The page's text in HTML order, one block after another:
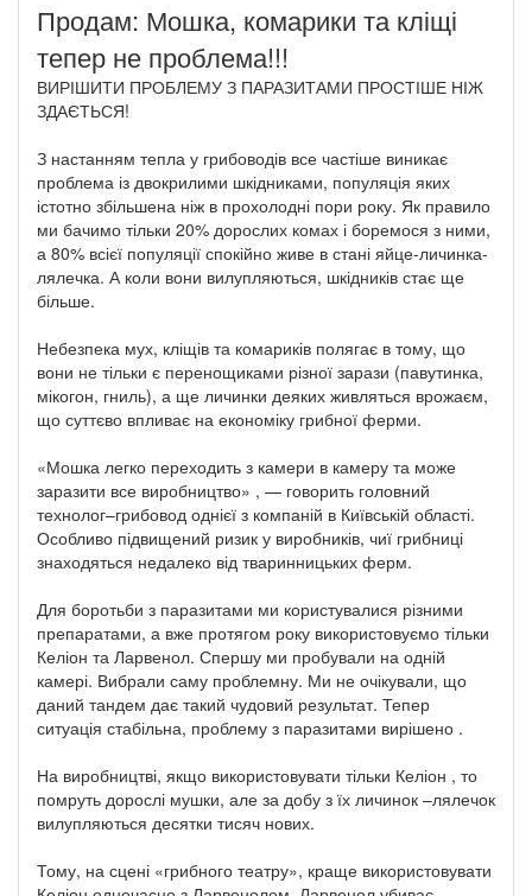
Продам: Мошка, комарики та кліщі
тепер не проблема!!!
ВИРІШИТИ ПРОБЛЕМУ З ПАРАЗИТАМИ ПРОСТІШЕ НІЖ
ЗДАЄТЬСЯ!
З настанням тепла у грибоводів все частіше виникає
проблема із двокрилими шкідниками, популяція яких
істотно збільшена ніж в прохолодні пори року. Як правило
ми бачимо тільки 20% дорослих комах і боремося з ними,
а 80% всієї популяції спокійно живе в стані яйце-личинка-
лялечка. А коли вони вилупляються, шкідників стає ще
більше.
Небезпека мух, кліщів та комариків полягає в тому, що
вони не тільки є перенощиками різної зарази (павутинка,
мікогон, гниль), а ще личинки деяких живляться врожаєм,
що суттєво впливає на економіку грибної ферми.
«Мошка легко переходить з камери в камеру та може
заразити все виробництво» , — говорить головний
технолог–грибовод однієї з компаній в Київській області.
Особливо підвищений ризик у виробників, чиї грибниці
знаходяться недалеко від тваринницьких ферм.
Для боротьби з паразитами ми користувалися різними
препаратами, а вже протягом року використовуємо тільки
Келіон та Ларвенол. Спершу ми пробували на одній
камері. Вибрали саму проблемну. Ми не очікували, що
даний тандем дає такий чудовий результат. Тепер
ситуація стабільна, проблему з паразитами вирішено .
На виробництві, якщо використовувати тільки Келіон , то
помруть дорослі мушки, але за добу з їх личинок –лялечок
вилупляються десятки тисяч нових.
Тому, на сцені «грибного театру», краще використовувати